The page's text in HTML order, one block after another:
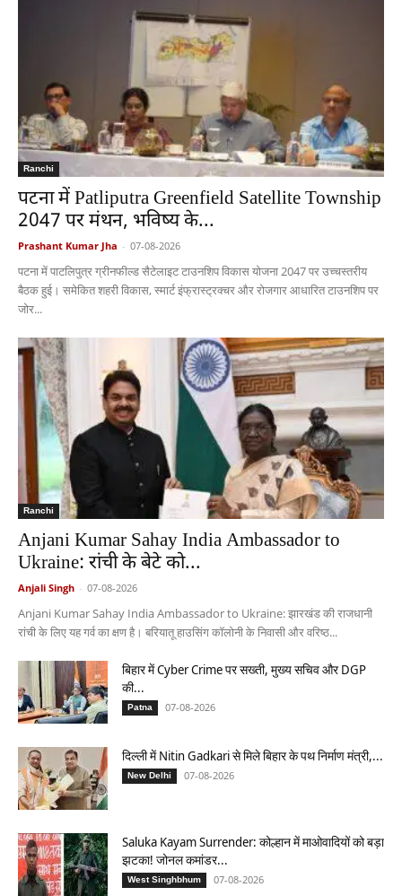
Ranchi
पटना में Patliputra Greenfield Satellite Township
2047 पर मंथन, भविष्य के...
Prashant Kumar Jha - 07-08-2026
पटना में पाटलिपुत्र ग्रीनफील्ड सैटेलाइट टाउनशिप विकास योजना 2047 पर उच्चस्तरीय
बैठक हुई। समेकित शहरी विकास, स्मार्ट इंफ्रास्ट्रक्चर और रोजगार आधारित टाउनशिप पर
जोर...
Ranchi
Anjani Kumar Sahay India Ambassador to
Ukraine: रांची के बेटे को...
Anjali Singh - 07-08-2026
Anjani Kumar Sahay India Ambassador to Ukraine: झारखंड की राजधानी
रांची के लिए यह गर्व का क्षण है। बरियातू हाउसिंग कॉलोनी के निवासी और वरिष्ठ...
बिहार में Cyber Crime पर सख्ती, मुख्य सचिव और DGP
की...
Patna 07-08-2026
दिल्ली में Nitin Gadkari से मिले बिहार के पथ निर्माण मंत्री,...
New Delhi 07-08-2026
Saluka Kayam Surrender: कोल्हान में माओवादियों को बड़ा
झटका! जोनल कमांडर...
West Singhbhum 07-08-2026